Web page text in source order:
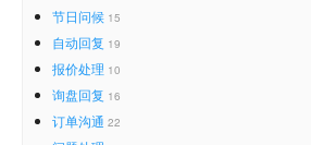
节日问候 15
自动回复 19
报价处理 10
询盘回复 16
订单沟通 22